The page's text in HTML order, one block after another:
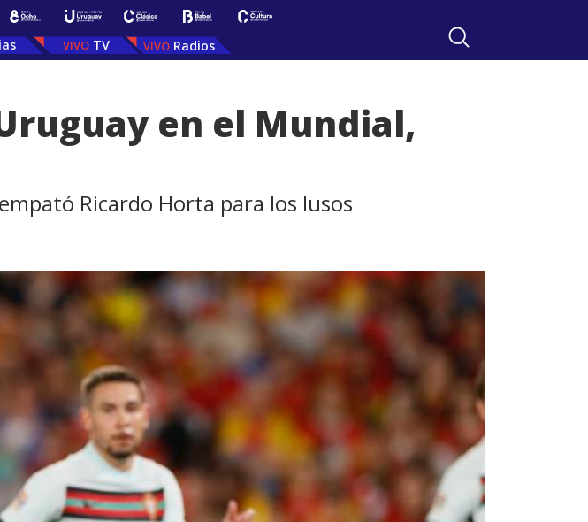
TV Radios
en el Mundial,
Ricardo Horta para los lusos